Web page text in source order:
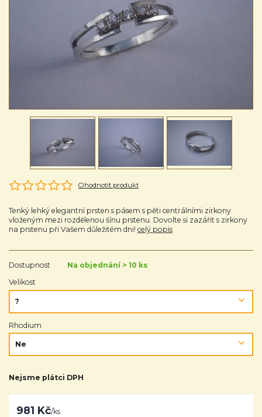
Ohodnotit produkt
Tenký lehký elegantní prsten s pásem s pěti centrálními zirkony
vloženým mezi rozdělenou šínu prstenu. Dovolte si zazářit s zirkony
na prstenu při Vašem důležitém dni! celý popis
Dostupnost
Na objednání > 10 ks
Velikost
Rhodium
Nejsme plátci DPH
981 Kč/ks